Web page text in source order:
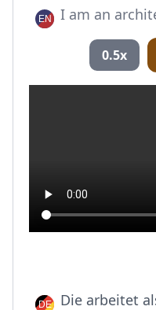
I am an
0.5x
Die arbeitet